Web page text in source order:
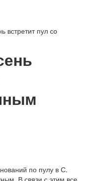
встретит пул со
по пулу в С.
В связи с этим все